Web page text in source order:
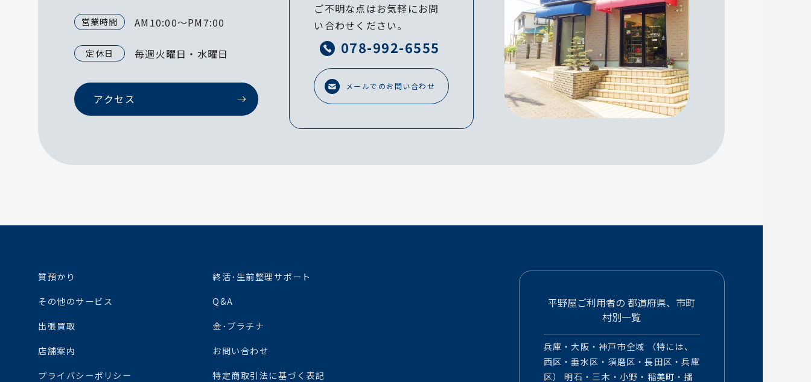
営業時間 AM10:00～PM7:00
定休日 毎週火曜日・水曜日
アクセス
ご不明な点はお気軽にお問
い合わせください。
078-992-6555
メールでのお問い合わせ
質預かり 終活･生前整理サポート
その他のサービス Q&A
出張買取 金･プラチナ
店舗案内 お問い合わせ
プライバシーポリシー 特定商取引法に基づく表記
平野屋ご利用者の 都道府県、市町
村別一覧
兵庫・大阪・神戸市全域 （特には、
西区・垂水区・須磨区・長田区・兵庫
区） 明石・三木・小野・稲美町・播